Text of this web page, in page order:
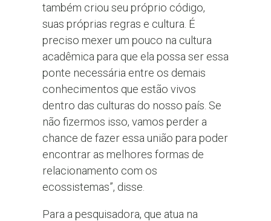
também criou seu próprio código,
suas próprias regras e cultura. É
preciso mexer um pouco na cultura
acadêmica para que ela possa ser essa
ponte necessária entre os demais
conhecimentos que estão vivos
dentro das culturas do nosso país. Se
não fizermos isso, vamos perder a
chance de fazer essa união para poder
encontrar as melhores formas de
relacionamento com os
ecossistemas”, disse.
Para a pesquisadora, que atua na